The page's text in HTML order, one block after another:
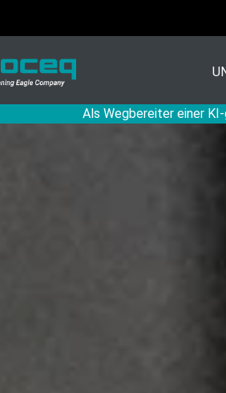
Als Wegbereiter einer